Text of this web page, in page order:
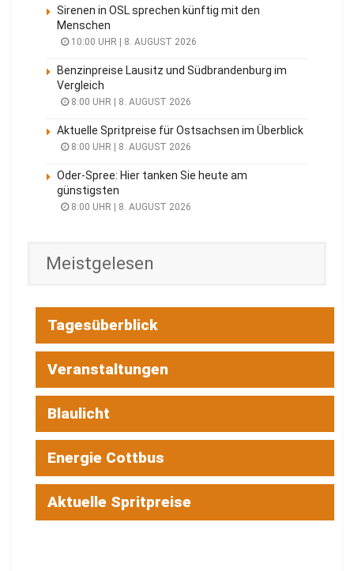
Sirenen in OSL sprechen künftig mit den
Menschen
10:00 UHR | 8. AUGUST 2026
Benzinpreise Lausitz und Südbrandenburg im
Vergleich
8:00 UHR | 8. AUGUST 2026
Aktuelle Spritpreise für Ostsachsen im Überblick
8:00 UHR | 8. AUGUST 2026
Oder-Spree: Hier tanken Sie heute am
günstigsten
8:00 UHR | 8. AUGUST 2026
Meistgelesen
Tagesüberblick
Veranstaltungen
Blaulicht
Energie Cottbus
Aktuelle Spritpreise